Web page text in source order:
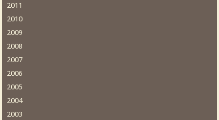
2011
2010
2009
2008
2007
2006
2005
2004
2003